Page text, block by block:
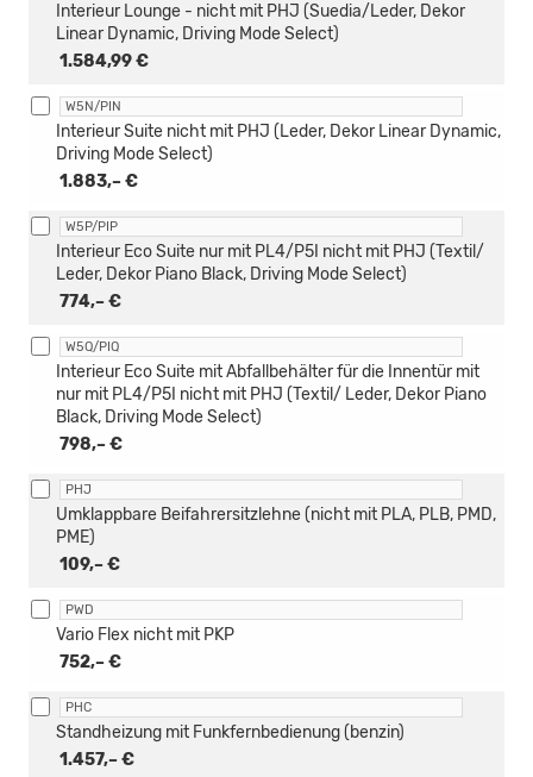
1.584,99 €
Interieur Lounge - nicht mit PHJ (Suedia/Leder, Dekor
Linear Dynamic, Driving Mode Select)
W5N/PIN
1.883,– €
Interieur Suite nicht mit PHJ (Leder, Dekor Linear Dynamic,
Driving Mode Select)
W5P/PIP
774,– €
Interieur Eco Suite nur mit PL4/P5I nicht mit PHJ (Textil/
Leder, Dekor Piano Black, Driving Mode Select)
W5Q/PIQ
798,– €
Interieur Eco Suite mit Abfallbehälter für die Innentür mit
nur mit PL4/P5I nicht mit PHJ (Textil/ Leder, Dekor Piano
Black, Driving Mode Select)
PHJ
109,– €
Umklappbare Beifahrersitzlehne (nicht mit PLA, PLB, PMD,
PME)
PWD
752,– €
Vario Flex nicht mit PKP
PHC
1.457,– €
Standheizung mit Funkfernbedienung (benzin)